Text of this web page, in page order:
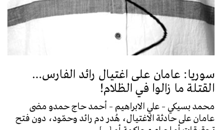
سوريا: عامان على اغتيال رائد الفارس…
القتلة ما زالوا في الظلام!
محمد بسيكي – علي الابراهيم – أحمد حاج حمدو مضى
عامان على حادثة الاغتيال، هُدر دم رائد وحمّود، دون فتح